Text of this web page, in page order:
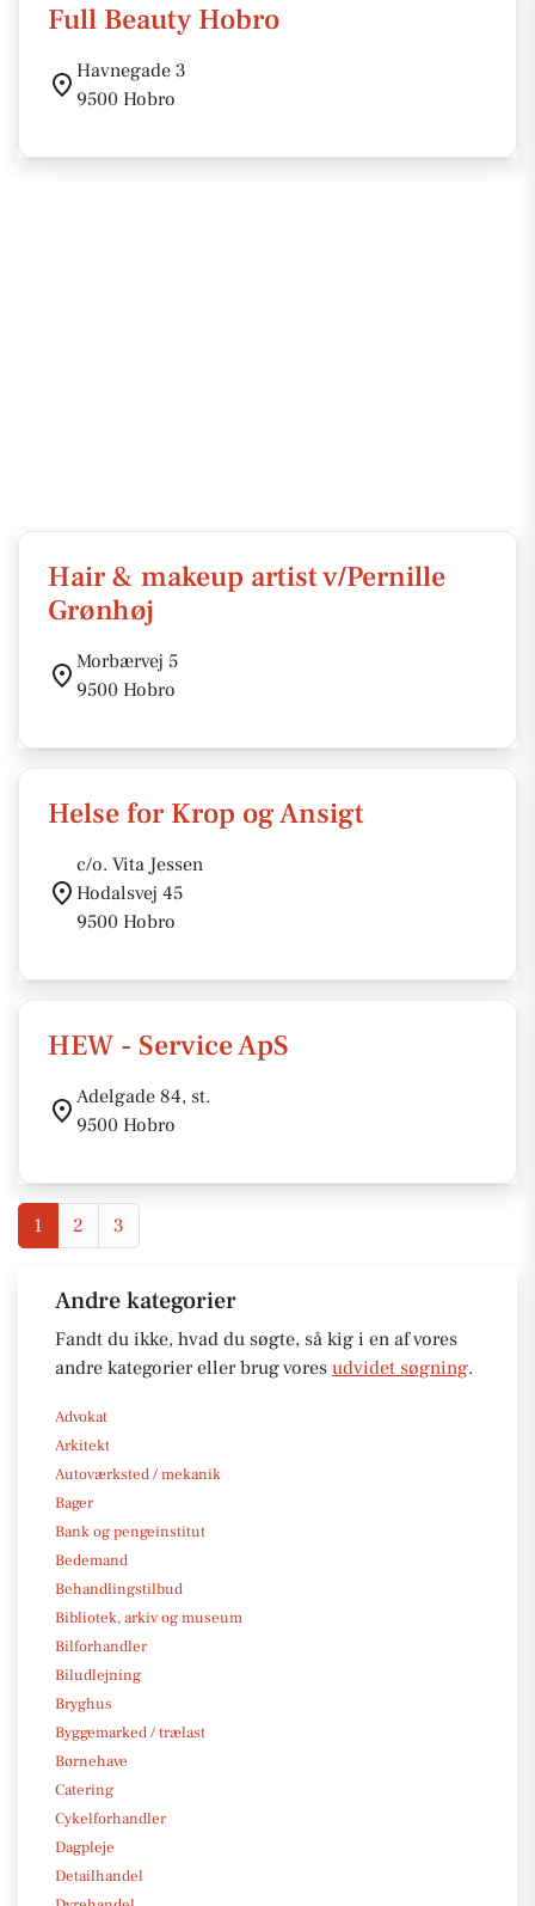
Full Beauty Hobro
Havnegade 3
9500 Hobro
Hair & makeup artist v/Pernille
Grønhøj
Morbærvej 5
9500 Hobro
Helse for Krop og Ansigt
c/o. Vita Jessen
Hodalsvej 45
9500 Hobro
HEW - Service ApS
Adelgade 84, st.
9500 Hobro
1 2 3
Andre kategorier
Fandt du ikke, hvad du søgte, så kig i en af vores
andre kategorier eller brug vores udvidet søgning.
Advokat
Arkitekt
Autoværksted / mekanik
Bager
Bank og pengeinstitut
Bedemand
Behandlingstilbud
Bibliotek, arkiv og museum
Bilforhandler
Biludlejning
Bryghus
Byggemarked / trælast
Børnehave
Catering
Cykelforhandler
Dagpleje
Detailhandel